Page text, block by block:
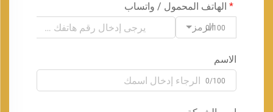
الهاتف المحمول / واتساب
الرمز0/100
الاسم
0/100